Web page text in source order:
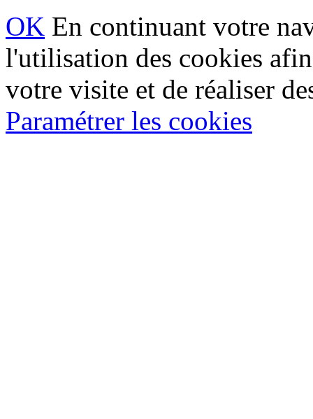
OK En continuant votre
l'utilisation des cookies
votre visite et de réaliser
Paramétrer les cookies